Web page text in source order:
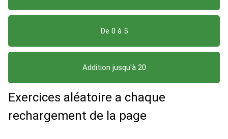
De 0 à 5
Addition jusqu'à 20
Exercices aléatoire a chaque
rechargement de la page